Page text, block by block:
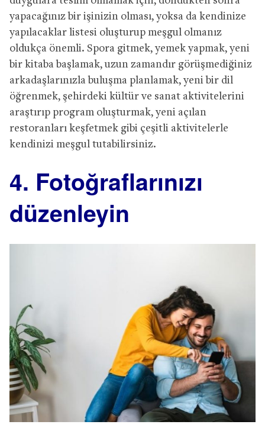
yapacağınız bir işinizin olması, yoksa da kendinize
yapılacaklar listesi oluşturup meşgul olmanız
oldukça önemli. Spora gitmek, yemek yapmak, yeni
bir kitaba başlamak, uzun zamandır görüşmediğiniz
arkadaşlarınızla buluşma planlamak, yeni bir dil
öğrenmek, şehirdeki kültür ve sanat aktivitelerini
araştırıp program oluşturmak, yeni açılan
restoranları keşfetmek gibi çeşitli aktivitelerle
kendinizi meşgul tutabilirsiniz.
4. Fotoğraflarınızı
düzenleyin